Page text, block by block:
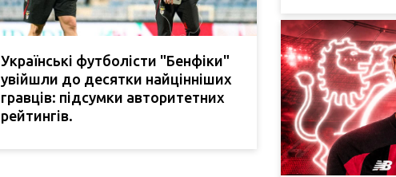
Українські футболісти "Бенфіки"
увійшли до десятки найцінніших
гравців: підсумки авторитетних
рейтингів.